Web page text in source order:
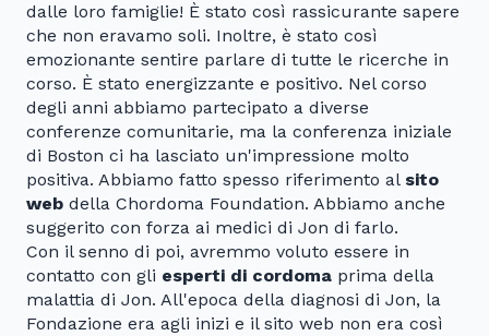
dalle loro famiglie! È stato così rassicurante sapere
che non eravamo soli. Inoltre, è stato così
emozionante sentire parlare di tutte le ricerche in
corso. È stato energizzante e positivo. Nel corso
degli anni abbiamo partecipato a diverse
conferenze comunitarie, ma la conferenza iniziale
di Boston ci ha lasciato un'impressione molto
positiva. Abbiamo fatto spesso riferimento al sito
web della Chordoma Foundation. Abbiamo anche
suggerito con forza ai medici di Jon di farlo.
Con il senno di poi, avremmo voluto essere in
contatto con gli esperti di cordoma prima della
malattia di Jon. All'epoca della diagnosi di Jon, la
Fondazione era agli inizi e il sito web non era così